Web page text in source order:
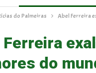
do Palmeiras Abel Ferreira
do